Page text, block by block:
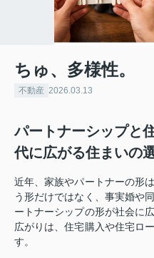
ちゅ、多様性。
不動産 2026.03.13
パートナーシップと
代に広がる住まいの
近年、家族やパートナーの形は
う形だけではなく、 事実婚や
ートナーシップの形が社会に
広がり は、住宅購入や住宅ロ
す。